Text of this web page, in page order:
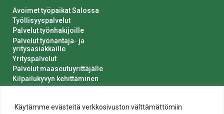
Käytämme evästeitä verkkosivuston välttämättömiin
Avoimet työpaikat Salossa
Työllisyyspalvelut
Palvelut työnhakijoille
Palvelut työnantaja- ja
yritysasiakkaille
Yrityspalvelut
Palvelut maaseutuyrittäjälle
Kilpailukyvyn kehittäminen
Luvat ja ilmoitukset